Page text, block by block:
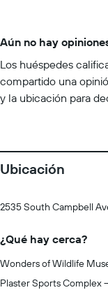
Aún no hay
Los huéspedes
compartido una
y la ubicación para
Ubicación
2535 South Campbell
¿Qué hay cerca?
Wonders of Wildlife
Plaster Sports Complex